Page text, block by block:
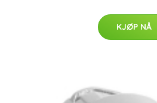
KJØP NÅ